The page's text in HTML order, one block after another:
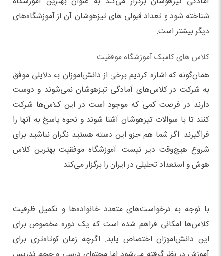
شناخته شود و تعداد قبولی های تیزهوشان آن از آموزشگاه‌های
دیگر بیشتر است.
کلاس های کامبک آموزشگاه موفقیت
همان‌گونه که اشاره کردیم برخی از دانش‌اموزان به دلایلی موفق
به شرکت در کلاس‌های آمادگی تیزهوشان نمی‌شوند و دوست
دارند در فرصت کمی که موجود است در این کلاس‌ها شرکت
کنند تا با سوالات تیزهوشان آشنا شوند و نحوه پاسخ به آنها را
فراگیرند. اگر شما هم جزو این دسته هستید نگران نباشید برای
شروع هیچ‌وقت دیر نیست. آموزشگاه موفقیت بهترین کلاس
هوش و استعداد تحلیلی در ایران را برگزار می‌کند.
با توجه به درخواست‌های متعدد خانواده‌ها و تکمیل ظرفیت
کلاس‌ها امکانی فراهم شده است که یک دوره مخصوص برای
این دانش‌اموزان اختصاص یابد. اگرچه زمان کوتاه‌تری برای